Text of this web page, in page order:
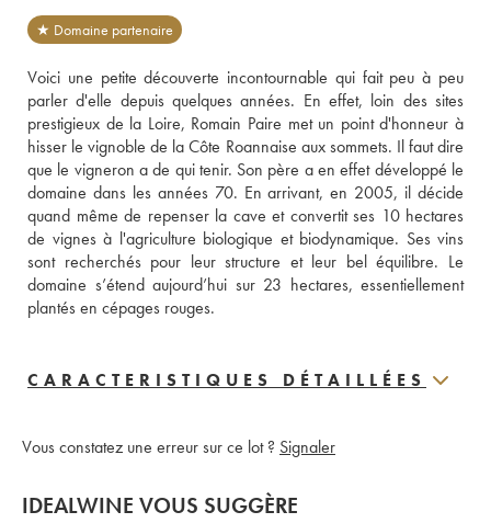
★ Domaine partenaire
Voici une petite découverte incontournable qui fait peu à peu
parler d'elle depuis quelques années. En effet, loin des sites
prestigieux de la Loire, Romain Paire met un point d'honneur à
hisser le vignoble de la Côte Roannaise aux sommets. Il faut dire
que le vigneron a de qui tenir. Son père a en effet développé le
domaine dans les années 70. En arrivant, en 2005, il décide
quand même de repenser la cave et convertit ses 10 hectares
de vignes à l'agriculture biologique et biodynamique. Ses vins
sont recherchés pour leur structure et leur bel équilibre. Le
domaine s’étend aujourd’hui sur 23 hectares, essentiellement
plantés en cépages rouges.
CARACTERISTIQUES DÉTAILLÉES
Vous constatez une erreur sur ce lot ? Signaler
IDEALWINE VOUS SUGGÈRE